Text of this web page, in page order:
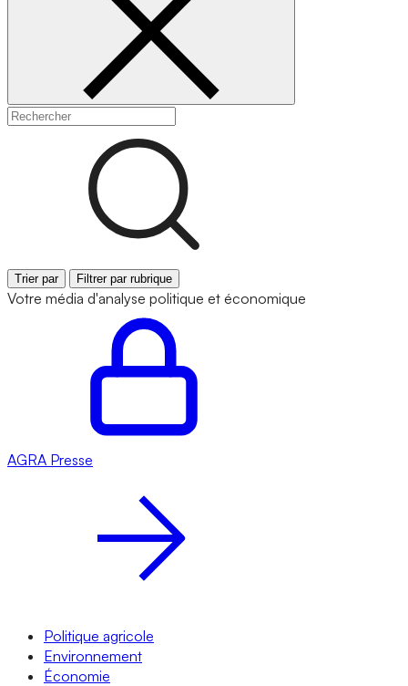
Trier par Filtrer par rubrique
Votre média d'analyse politique et économique
AGRA Presse
Politique agricole
Environnement
Économie